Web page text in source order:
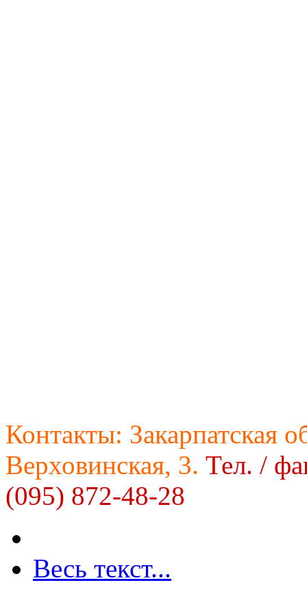
Контакты: Закарпатская
Верховинская, 3. Тел. /
(095) 872-48-28
Весь текст...